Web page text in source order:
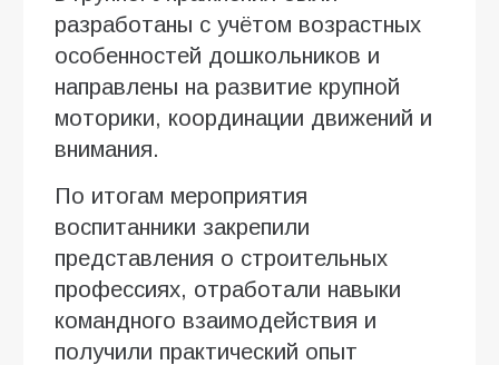
разработаны с учётом возрастных
особенностей дошкольников и
направлены на развитие крупной
моторики, координации движений и
внимания.
По итогам мероприятия
воспитанники закрепили
представления о строительных
профессиях, отработали навыки
командного взаимодействия и
получили практический опыт